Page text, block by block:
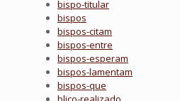
bispo-titular
bispos
bispos-citam
bispos-entre
bispos-esperam
bispos-lamentam
bispos-que